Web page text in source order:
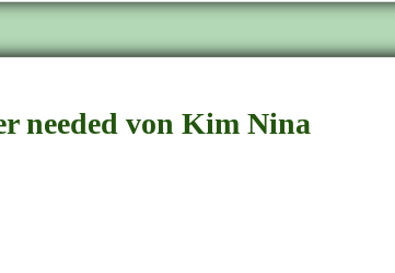
needed von Kim Nina